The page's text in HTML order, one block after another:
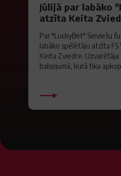
Jūlijā par labāko
atzīta Keita
Par "LuckyBet" Sieviešu
labāko spēlētāju atzīta
Keita Zviedre.
balsojumā, kurā tika